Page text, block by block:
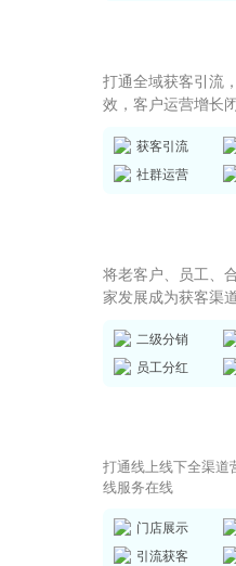
打通全域获客引流
效，客户运营增长
获客引流
社群运营
将老客户、员工、
家发展成为获客渠
二级分销
员工分红
打通线上线下全渠道
线服务在线
门店展示
引流获客